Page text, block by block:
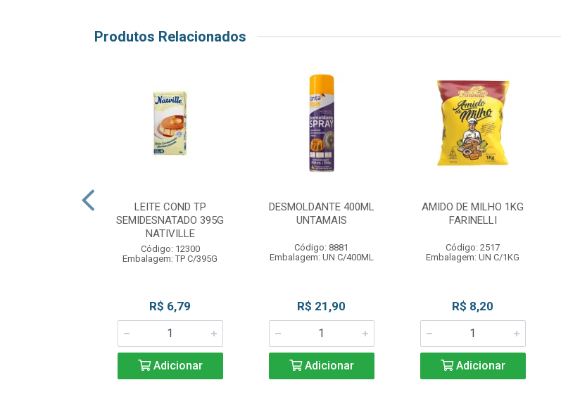
Produtos Relacionados
LEITE COND TP
SEMIDESNATADO 395G
NATIVILLE
Código: 12300
Embalagem: TP C/395G
R$ 6,79
Adicionar
DESMOLDANTE 400ML
UNTAMAIS
Código: 8881
Embalagem: UN C/400ML
R$ 21,90
Adicionar
AMIDO DE MILHO 1KG
FARINELLI
Código: 2517
Embalagem: UN C/1KG
R$ 8,20
Adicionar